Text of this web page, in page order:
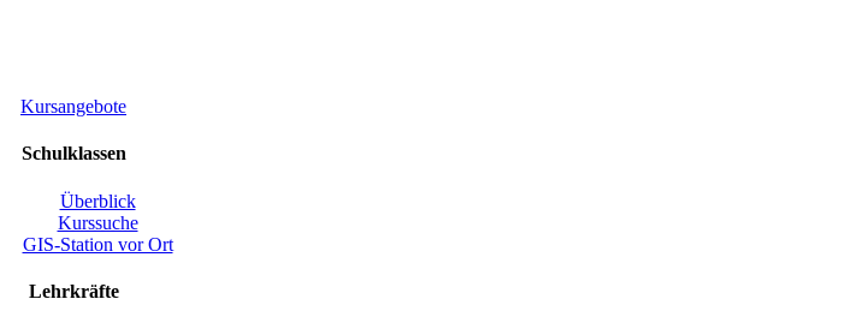
Kursangebote
Schulklassen
Überblick
Kurssuche
GIS-Station vor Ort
Lehrkräfte